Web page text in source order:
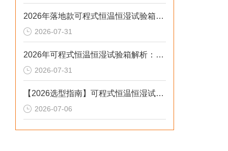
2026年落地款可程式恒温恒湿试验箱：风冷水冷定制选型指南
2026-07-31
2026年可程式恒温恒湿试验箱解析：风冷水冷定制场景选型参考
2026-07-31
【2026选型指南】可程式恒温恒湿试验箱：步进低配设备避坑指南
2026-07-06